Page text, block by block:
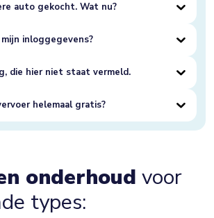
auto gekocht. Wat nu?
inloggegevens?
die hier niet staat vermeld.
helemaal gratis?
onderhoud voor
types: